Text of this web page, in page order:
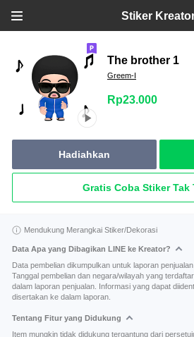
Stiker
The brother 1
Greem-I
Rp23.000
Hadiahkan
Gratis Coba Stiker Tak
Mendukung Merangkai Stiker/Dekorasi
Data Apa yang Dibagikan LINE ke Kreator?
Data pembelian dikumpulkan untuk laporan
Tanggal pembelian dan negara/wilayah yang
dalam laporan penjualan. Informasi yang dapat
disertakan ke dalam laporan.
Tentang Fitur yang Didukung
Item mungkin tidak didukung tergantung dari